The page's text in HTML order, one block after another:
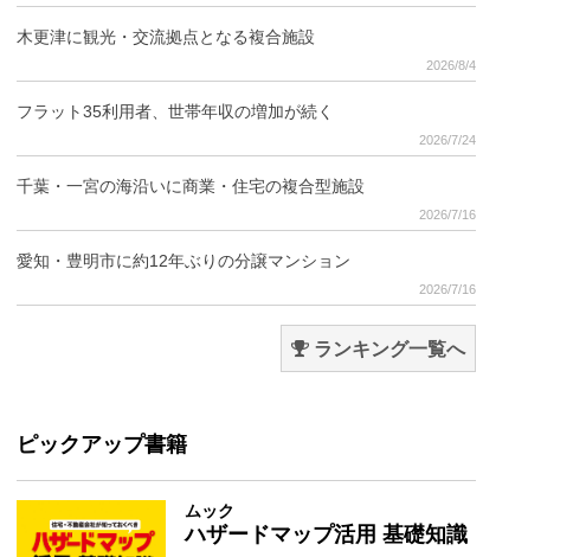
木更津に観光・交流拠点となる複合施設
2026/8/4
フラット35利用者、世帯年収の増加が続く
2026/7/24
千葉・一宮の海沿いに商業・住宅の複合型施設
2026/7/16
愛知・豊明市に約12年ぶりの分譲マンション
2026/7/16
ランキング一覧へ
ピックアップ書籍
ムック
ハザードマップ活用 基礎知識